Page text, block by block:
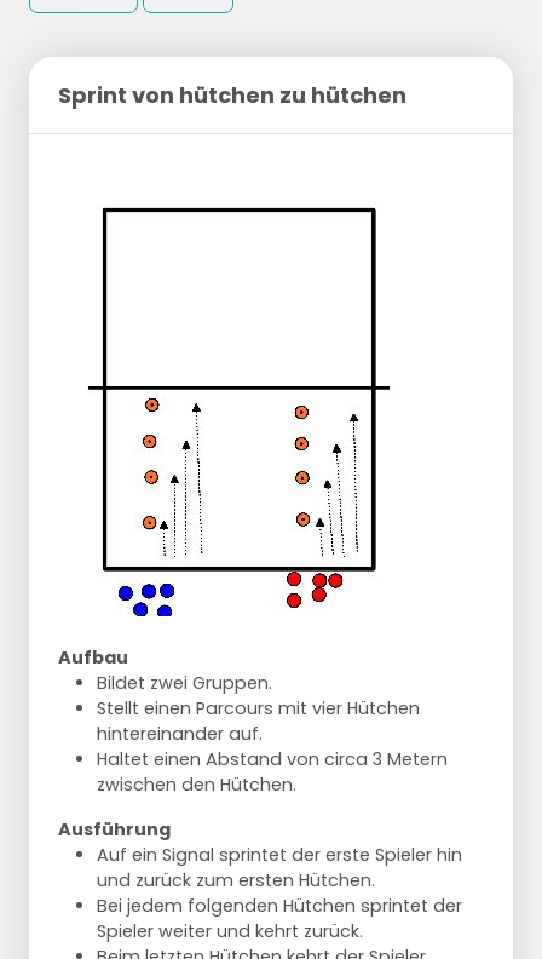
Sprint von hütchen zu hütchen
Aufbau
Bildet zwei Gruppen.
Stellt einen Parcours mit vier Hütchen
hintereinander auf.
Haltet einen Abstand von circa 3 Metern
zwischen den Hütchen.
Ausführung
Auf ein Signal sprintet der erste Spieler hin
und zurück zum ersten Hütchen.
Bei jedem folgenden Hütchen sprintet der
Spieler weiter und kehrt zurück.